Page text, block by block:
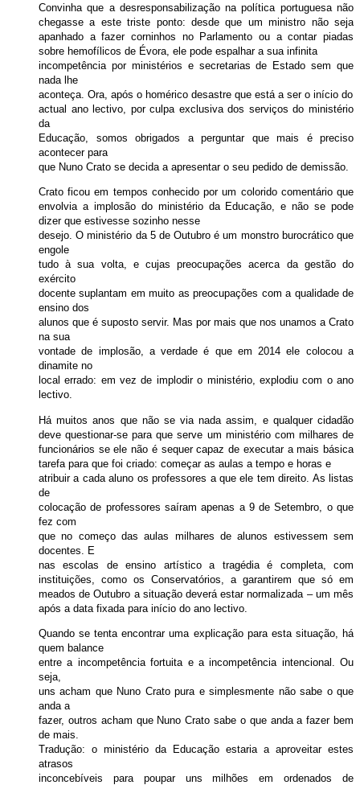
Convinha que a desresponsabilização na política portuguesa não
chegasse a este triste ponto: desde que um ministro não seja
apanhado a fazer corninhos no Parlamento ou a contar piadas
sobre hemofílicos de Évora, ele pode espalhar a sua infinita
incompetência por ministérios e secretarias de Estado sem que
nada lhe
aconteça. Ora, após o homérico desastre que está a ser o início do
actual ano lectivo, por culpa exclusiva dos serviços do ministério
da
Educação, somos obrigados a perguntar que mais é preciso
acontecer para
que Nuno Crato se decida a apresentar o seu pedido de demissão.
Crato ficou em tempos conhecido por um colorido comentário que
envolvia a implosão do ministério da Educação, e não se pode
dizer que estivesse sozinho nesse
desejo. O ministério da 5 de Outubro é um monstro burocrático que
engole
tudo à sua volta, e cujas preocupações acerca da gestão do
exército
docente suplantam em muito as preocupações com a qualidade de
ensino dos
alunos que é suposto servir. Mas por mais que nos unamos a Crato
na sua
vontade de implosão, a verdade é que em 2014 ele colocou a
dinamite no
local errado: em vez de implodir o ministério, explodiu com o ano
lectivo.
Há muitos anos que não se via nada assim, e qualquer cidadão
deve questionar-se para que serve um ministério com milhares de
funcionários se ele não é sequer capaz de executar a mais básica
tarefa para que foi criado: começar as aulas a tempo e horas e
atribuir a cada aluno os professores a que ele tem direito. As listas
de
colocação de professores saíram apenas a 9 de Setembro, o que
fez com
que no começo das aulas milhares de alunos estivessem sem
docentes. E
nas escolas de ensino artístico a tragédia é completa, com
instituições, como os Conservatórios, a garantirem que só em
meados de Outubro a situação deverá estar normalizada – um mês
após a data fixada para início do ano lectivo.
Quando se tenta encontrar uma explicação para esta situação, há
quem balance
entre a incompetência fortuita e a incompetência intencional. Ou
seja,
uns acham que Nuno Crato pura e simplesmente não sabe o que
anda a
fazer, outros acham que Nuno Crato sabe o que anda a fazer bem
de mais.
Tradução: o ministério da Educação estaria a aproveitar estes
atrasos
inconcebíveis para poupar uns milhões em ordenados de